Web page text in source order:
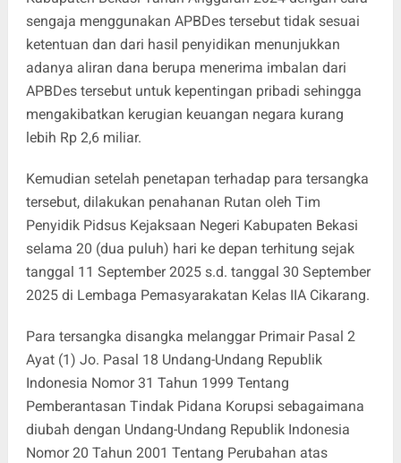
sengaja menggunakan APBDes tersebut tidak sesuai
ketentuan dan dari hasil penyidikan menunjukkan
adanya aliran dana berupa menerima imbalan dari
APBDes tersebut untuk kepentingan pribadi sehingga
mengakibatkan kerugian keuangan negara kurang
lebih Rp 2,6 miliar.
Kemudian setelah penetapan terhadap para tersangka
tersebut, dilakukan penahanan Rutan oleh Tim
Penyidik Pidsus Kejaksaan Negeri Kabupaten Bekasi
selama 20 (dua puluh) hari ke depan terhitung sejak
tanggal 11 September 2025 s.d. tanggal 30 September
2025 di Lembaga Pemasyarakatan Kelas IIA Cikarang.
Para tersangka disangka melanggar Primair Pasal 2
Ayat (1) Jo. Pasal 18 Undang-Undang Republik
Indonesia Nomor 31 Tahun 1999 Tentang
Pemberantasan Tindak Pidana Korupsi sebagaimana
diubah dengan Undang-Undang Republik Indonesia
Nomor 20 Tahun 2001 Tentang Perubahan atas